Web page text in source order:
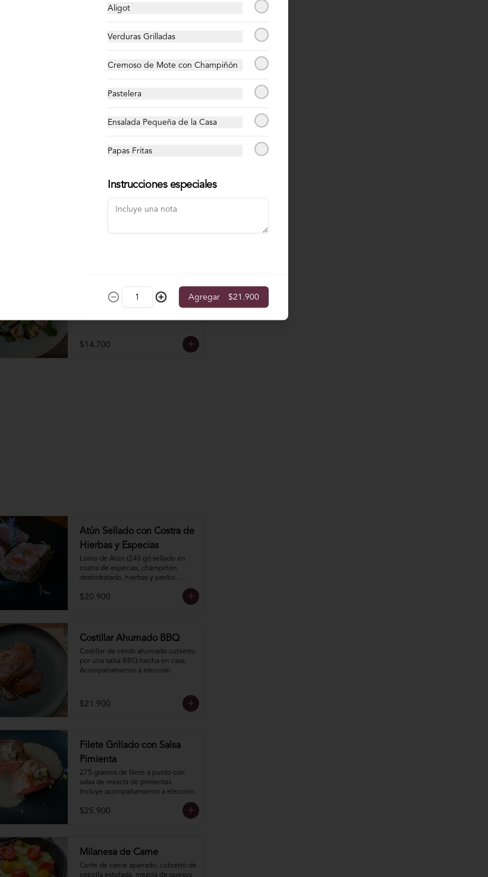
Carne mechada desmenuzada con
$17.900
Hojas verdes, pollo a la plancha,
queso parmesano, palta, crutones y
$14.700
Atún Sellado con Costra de
Hierbas y Especias
Lomo de Atún (240 gr) sellado en
costra de especias, champiñón
deshidratado, hierbas y panko.
Incluye acompañamiento a elección.
$20.900
Costillar Ahumado BBQ
Costillar de cerdo ahumado cubierto
por una salsa BBQ hecha en casa.
Acompañamiento a elección.
$21.900
Filete Grillado con Salsa
Pimienta
275 gramos de filete a punto con
salsa de mezcla de pimientas.
Incluye acompañamiento a elección.
$25.900
Milanesa de Carne
Corte de carne apanado, cubierto de
cebolla estofada, mezcla de quesos
Aligot
Verduras Grilladas
Cremoso de Mote con Champiñón
Pastelera
Ensalada Pequeña de la Casa
Papas Fritas
Instrucciones especiales
Agregar $21.900